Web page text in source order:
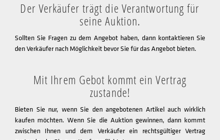
Der Verkäufer trägt die Verantwortung für
seine Auktion.
Sollten Sie Fragen zu dem Angebot haben, dann kontaktieren Sie
den Verkäufer nach Möglichkeit bevor Sie für das Angebot bieten.
Mit Ihrem Gebot kommt ein Vertrag
zustande!
Bieten Sie nur, wenn Sie den angebotenen Artikel auch wirklich
kaufen möchten. Wenn Sie die Auktion gewinnen, dann kommt
zwischen Ihnen und dem Verkäufer ein rechtsgültiger Vertrag